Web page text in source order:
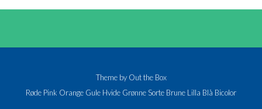
Theme by Out the Box
Røde Pink Orange Gule Hvide GrønneSorte Brune Lilla Blå Bicolor